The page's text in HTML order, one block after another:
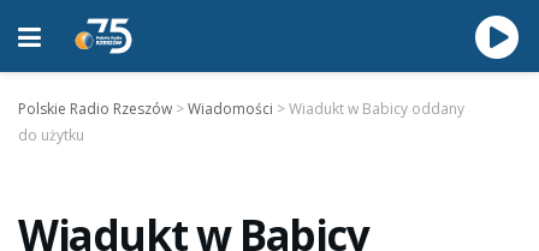
Polskie Radio Rzeszów >Wiadomości >Wiadukt w Babicy oddany
do użytku
Wiadukt w Babicy